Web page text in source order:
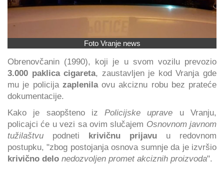
Foto Vranje news
Obrenovčanin (1990), koji je u svom vozilu prevozio
3.000 paklica cigareta, zaustavljen je kod Vranja gde
mu je policija zaplenilaovu akciznu robu bez prateće
dokumentacije.
Kako je saopšteno izPolicijske uprave u Vranju,
policajci će u vezi sa ovim slučajem Osnovnom javnom
tužilaštvu podneti krivičnu prijavu u redovnom
postupku, "zbog postojanja osnova sumnje da je izvršio
krivično delo nedozvoljen promet akciznih proizvoda".